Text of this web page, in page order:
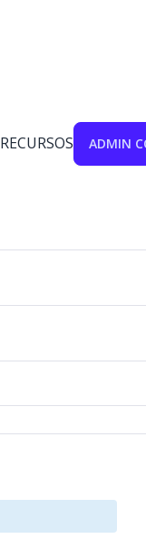
RECURSOS ADMIN